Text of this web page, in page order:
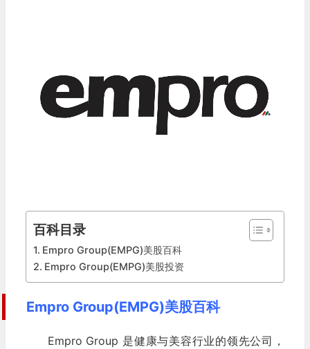
百科目录
Empro Group(EMPG)美股百科
Empro Group(EMPG)美股投资
Empro Group(EMPG)美股百科
Empro Group 是健康与美容行业的领先公司，